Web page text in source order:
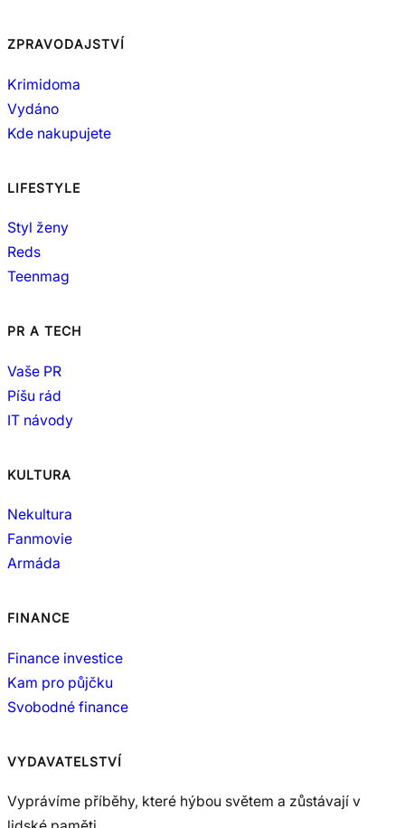
ZPRAVODAJSTVÍ
Krimidoma
Vydáno
Kde nakupujete
LIFESTYLE
Styl ženy
Reds
Teenmag
PR A TECH
Vaše PR
Píšu rád
IT návody
KULTURA
Nekultura
Fanmovie
Armáda
FINANCE
Finance investice
Kam pro půjčku
Svobodné finance
VYDAVATELSTVÍ
Vyprávíme příběhy, které hýbou světem a zůstávají v